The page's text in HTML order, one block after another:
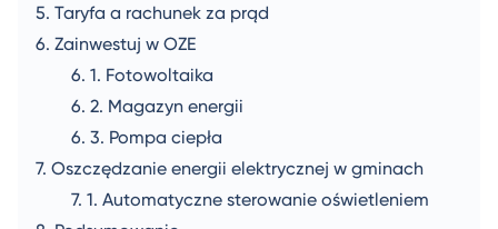
Taryfa a rachunek za prąd
Zainwestuj w OZE
Fotowoltaika
Magazyn energii
Pompa ciepła
Oszczędzanie energii elektrycznej w gminach
Automatyczne sterowanie oświetleniem